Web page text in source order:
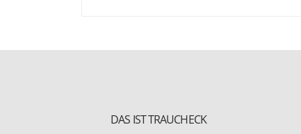
DAS IST TRAUCHECK